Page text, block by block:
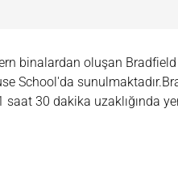
binalardan oluşan
School'da
saat 30 dakika uzaklığında